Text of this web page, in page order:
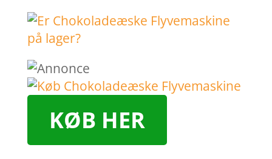
KØB HER